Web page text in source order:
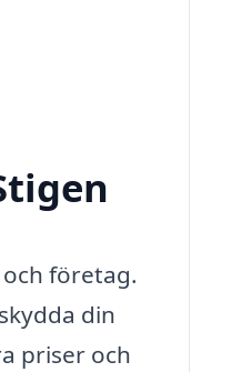
företag.
din
priser och